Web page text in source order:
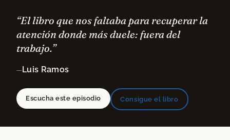
“El libro que nos faltaba para recuperar la
atención donde más duele: fuera del
trabajo.”
— Luis Ramos
Escucha este episodio Consigue el libro